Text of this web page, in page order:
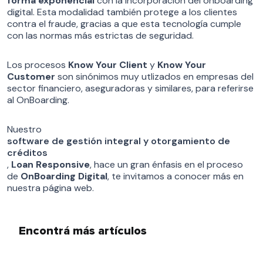
digital. Esta modalidad también protege a los clientes
contra el fraude, gracias a que esta tecnología cumple
con las normas más estrictas de seguridad.
Los procesos Know Your Client y Know Your
Customer son sinónimos muy utlizados en empresas del
sector financiero, aseguradoras y similares, para referirse
al OnBoarding.
Nuestro
software de gestión integral y otorgamiento de
créditos
, Loan Responsive, hace un gran énfasis en el proceso
de OnBoarding Digital, te invitamos a conocer más en
nuestra página web.
Encontrá más artículos